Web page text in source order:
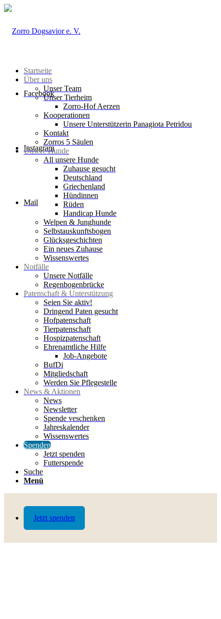
Jetzt spenden
Facebook
Instagram
Mail
Startseite
Über uns
Unser Team
Unser Tierheim
Zorro-Hof Aerzen
Kooperationen
Unsere Unterstützerin Panagiota Petridou
Kontakt
Zorros 5 Säulen
Unsere Hunde
All unsere Hunde
Zuhause gesucht
Deutschland
Griechenland
Hündinnen
Rüden
Handicap Hunde
Welpen & Junghunde
Selbstauskunftsbogen
Glücksgeschichten
Ein neues Zuhause
Wissenswertes
Notfälle
Unsere Notfälle
Regenbogenbrücke
Patenschaft & Unterstützung
Seien Sie aktiv!
Dringend Paten gesucht
Hofpatenschaft
Tierpatenschaft
Hospizpatenschaft
Ehrenamtliche Hilfe
Job-Angebote
BufDi
Mitgliedschaft
Werden Sie Pflegestelle
News & Aktionen
News
Newsletter
Spende veschenken
Jahreskalender
Wissenswertes
Spenden
Jetzt spenden
Futterspende
Suche
Menü